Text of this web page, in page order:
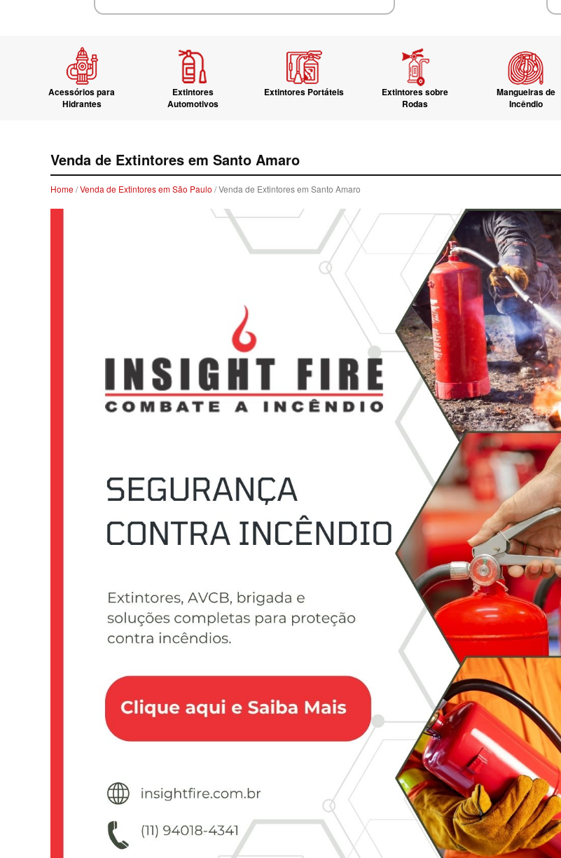
Acessórios para
Hidrantes
Extintores
Automotivos
Extintores Portáteis
Extintores sobre
Rodas
Mangueiras de
Incêndio
Venda de Extintores em Santo Amaro
Home/Venda de Extintores em São Paulo / Venda de Extintores em Santo Amaro